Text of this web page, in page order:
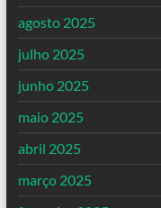
agosto 2025
julho 2025
junho 2025
maio 2025
abril 2025
março 2025